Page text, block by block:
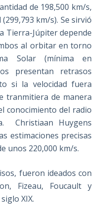
de 198,500 km/s,
km/s). Se sirvió
Tierra-Júpiter depende
al orbitar en torno
Solar (mínima en
presentan retrasos
si la velocidad fuera
tranmitiera de manera
conocimiento del radio
Christiaan Huygens
estimaciones precisas
unos 220,000 km/s.
fueron ideados con
Fizeau, Foucault y
XIX.